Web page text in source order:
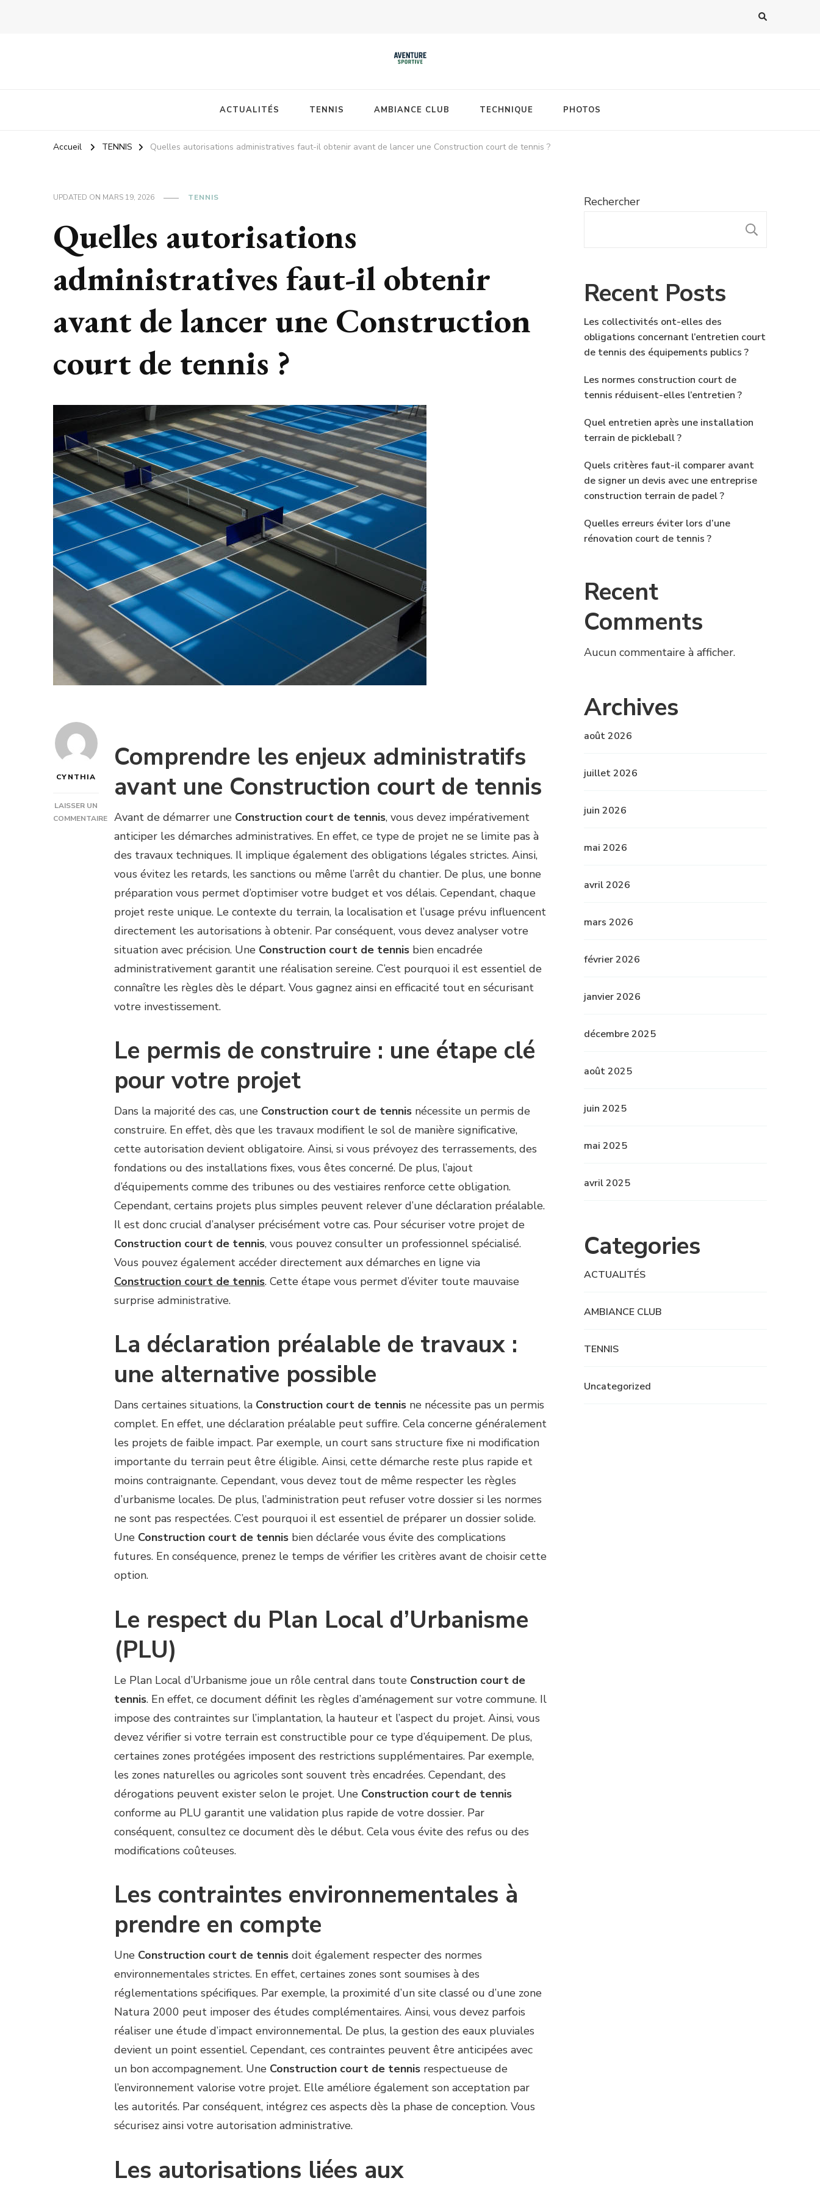
ACTUALITÉS TENNIS AMBIANCE CLUB TECHNIQUE PHOTOS
Accueil TENNIS Quelles autorisations administratives faut-il obtenir avant de lancer une Construction court de tennis ?
UPDATED ON MARS 19, 2026 TENNIS
Quelles autorisations
administratives faut-il obtenir
avant de lancer une Construction
court de tennis ?
CYNTHIA
LAISSER UN
COMMENTAIRE
AUTORISATIONS
ADMINISTRATIVES
CONSTRUCTION
Comprendre les enjeux administratifs
avant une Construction court de tennis
Avant de démarrer une Construction court de tennis, vous devez impérativement
anticiper les démarches administratives. En effet, ce type de projet ne se limite pas à
des travaux techniques. Il implique également des obligations légales strictes. Ainsi,
vous évitez les retards, les sanctions ou même l’arrêt du chantier. De plus, une bonne
préparation vous permet d’optimiser votre budget et vos délais. Cependant, chaque
projet reste unique. Le contexte du terrain, la localisation et l’usage prévu influencent
directement les autorisations à obtenir. Par conséquent, vous devez analyser votre
situation avec précision. Une Construction court de tennis bien encadrée
administrativement garantit une réalisation sereine. C’est pourquoi il est essentiel de
connaître les règles dès le départ. Vous gagnez ainsi en efficacité tout en sécurisant
votre investissement.
Le permis de construire : une étape clé
pour votre projet
Dans la majorité des cas, une Construction court de tennis nécessite un permis de
construire. En effet, dès que les travaux modifient le sol de manière significative,
cette autorisation devient obligatoire. Ainsi, si vous prévoyez des terrassements, des
fondations ou des installations fixes, vous êtes concerné. De plus, l’ajout
d’équipements comme des tribunes ou des vestiaires renforce cette obligation.
Cependant, certains projets plus simples peuvent relever d’une déclaration préalable.
Il est donc crucial d’analyser précisément votre cas. Pour sécuriser votre projet de
Construction court de tennis, vous pouvez consulter un professionnel spécialisé.
Vous pouvez également accéder directement aux démarches en ligne via
Construction court de tennis. Cette étape vous permet d’éviter toute mauvaise
surprise administrative.
La déclaration préalable de travaux :
une alternative possible
Dans certaines situations, la Construction court de tennis ne nécessite pas un permis
complet. En effet, une déclaration préalable peut suffire. Cela concerne généralement
les projets de faible impact. Par exemple, un court sans structure fixe ni modification
importante du terrain peut être éligible. Ainsi, cette démarche reste plus rapide et
moins contraignante. Cependant, vous devez tout de même respecter les règles
d’urbanisme locales. De plus, l’administration peut refuser votre dossier si les normes
ne sont pas respectées. C’est pourquoi il est essentiel de préparer un dossier solide.
Une Construction court de tennis bien déclarée vous évite des complications
futures. En conséquence, prenez le temps de vérifier les critères avant de choisir cette
option.
Le respect du Plan Local d’Urbanisme
(PLU)
Le Plan Local d’Urbanisme joue un rôle central dans toute Construction court de
tennis. En effet, ce document définit les règles d’aménagement sur votre commune. Il
impose des contraintes sur l’implantation, la hauteur et l’aspect du projet. Ainsi, vous
devez vérifier si votre terrain est constructible pour ce type d’équipement. De plus,
certaines zones protégées imposent des restrictions supplémentaires. Par exemple,
les zones naturelles ou agricoles sont souvent très encadrées. Cependant, des
dérogations peuvent exister selon le projet. Une Construction court de tennis
conforme au PLU garantit une validation plus rapide de votre dossier. Par
conséquent, consultez ce document dès le début. Cela vous évite des refus ou des
modifications coûteuses.
Les contraintes environnementales à
prendre en compte
Une Construction court de tennis doit également respecter des normes
environnementales strictes. En effet, certaines zones sont soumises à des
réglementations spécifiques. Par exemple, la proximité d’un site classé ou d’une zone
Natura 2000 peut imposer des études complémentaires. Ainsi, vous devez parfois
réaliser une étude d’impact environnemental. De plus, la gestion des eaux pluviales
devient un point essentiel. Cependant, ces contraintes peuvent être anticipées avec
un bon accompagnement. Une Construction court de tennis respectueuse de
l’environnement valorise votre projet. Elle améliore également son acceptation par
les autorités. Par conséquent, intégrez ces aspects dès la phase de conception. Vous
sécurisez ainsi votre autorisation administrative.
Les autorisations liées aux
Rechercher
Recent Posts
Les collectivités ont-elles des
obligations concernant l’entretien court
de tennis des équipements publics ?
Les normes construction court de
tennis réduisent-elles l’entretien ?
Quel entretien après une installation
terrain de pickleball ?
Quels critères faut-il comparer avant
de signer un devis avec une entreprise
construction terrain de padel ?
Quelles erreurs éviter lors d’une
rénovation court de tennis ?
Recent
Comments
Aucun commentaire à afficher.
Archives
août 2026
juillet 2026
juin 2026
mai 2026
avril 2026
mars 2026
février 2026
janvier 2026
décembre 2025
août 2025
juin 2025
mai 2025
avril 2025
Categories
ACTUALITÉS
AMBIANCE CLUB
TENNIS
Uncategorized